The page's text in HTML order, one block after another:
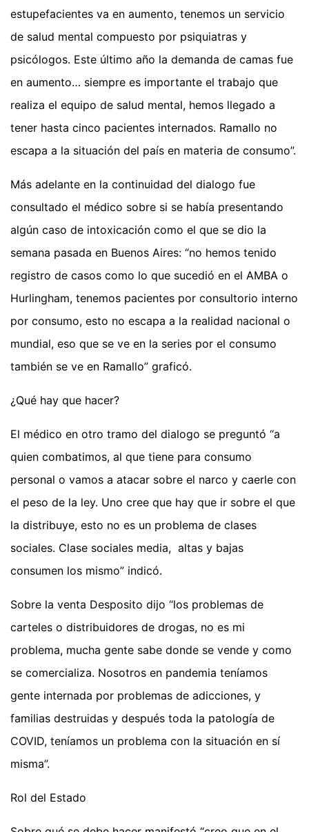
estupefacientes va en aumento, tenemos un servicio
de salud mental compuesto por psiquiatras y
psicólogos. Este último año la demanda de camas fue
en aumento… siempre es importante el trabajo que
realiza el equipo de salud mental, hemos llegado a
tener hasta cinco pacientes internados. Ramallo no
escapa a la situación del país en materia de consumo”.
Más adelante en la continuidad del dialogo fue
consultado el médico sobre si se había presentando
algún caso de intoxicación como el que se dio la
semana pasada en Buenos Aires: “no hemos tenido
registro de casos como lo que sucedió en el AMBA o
Hurlingham, tenemos pacientes por consultorio interno
por consumo, esto no escapa a la realidad nacional o
mundial, eso que se ve en la series por el consumo
también se ve en Ramallo” graficó.
¿Qué hay que hacer?
El médico en otro tramo del dialogo se preguntó “a
quien combatimos, al que tiene para consumo
personal o vamos a atacar sobre el narco y caerle con
el peso de la ley. Uno cree que hay que ir sobre el que
la distribuye, esto no es un problema de clases
sociales. Clase sociales media, altas y bajas
consumen los mismo” indicó.
Sobre la venta Desposito dijo “los problemas de
carteles o distribuidores de drogas, no es mi
problema, mucha gente sabe donde se vende y como
se comercializa. Nosotros en pandemia teníamos
gente internada por problemas de adicciones, y
familias destruidas y después toda la patología de
COVID, teníamos un problema con la situación en sí
misma”.
Rol del Estado